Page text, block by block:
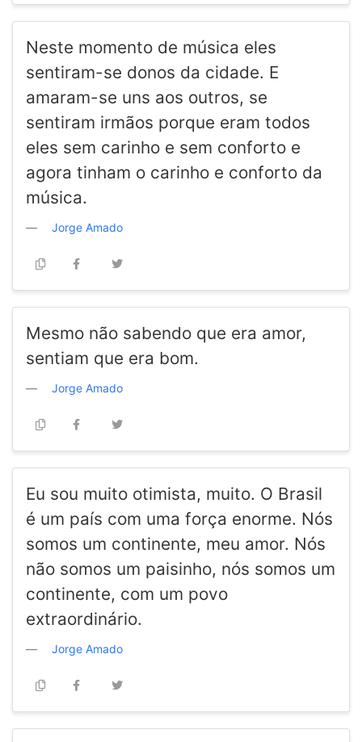
Neste momento de música eles
sentiram-se donos da cidade. E
amaram-se uns aos outros, se
sentiram irmãos porque eram todos
eles sem carinho e sem conforto e
agora tinham o carinho e conforto da
música.
Jorge Amado
Mesmo não sabendo que era amor,
sentiam que era bom.
Jorge Amado
Eu sou muito otimista, muito. O Brasil
é um país com uma força enorme. Nós
somos um continente, meu amor. Nós
não somos um paisinho, nós somos um
continente, com um povo
extraordinário.
Jorge Amado